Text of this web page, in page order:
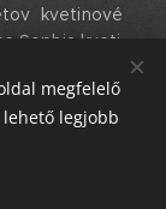
kvetinové
Sophia kveti
megfelelő
legjobb